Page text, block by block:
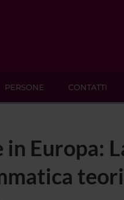
PERSONE CONTATTI
Europa: